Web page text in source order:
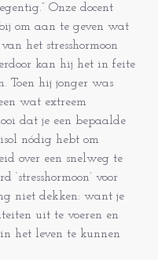
Onze docent
om aan te geven wat
het stresshormoon
kan hij het in feite
Toen hij jonger was
wat extreem
dat je een bepaalde
nódig hebt om
over een snelweg te
voor
niet dekken: want je
uit te voeren en
het leven te kunnen